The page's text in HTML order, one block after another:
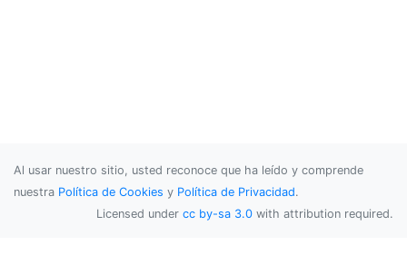
Al usar nuestro sitio, usted reconoce que ha leído y comprende
nuestra Política de Cookies y Política de Privacidad.
Licensed under cc by-sa 3.0 with attribution required.